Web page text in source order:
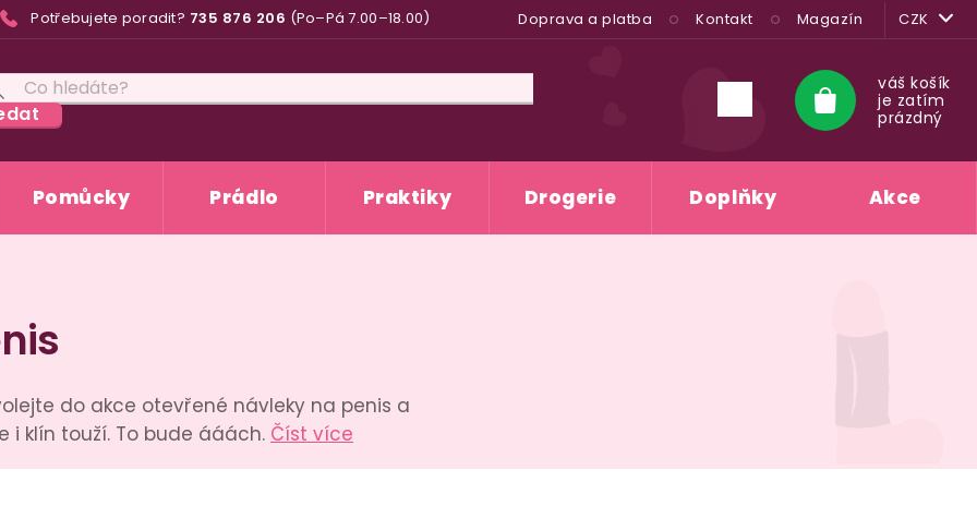
Potřebujete poradit? 735 876 206 (Po–Pá 7.00–18.00) Doprava a platba Kontakt Magazín CZK
Nákupní
košík
váš košík
je zatím
prázdný
Pomůcky Prádlo Praktiky Drogerie Doplňky Akce
do akce otevřené návleky na penis a
i klín touží. To bude ááách. Číst více